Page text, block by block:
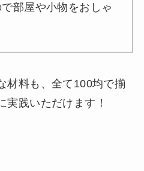
部屋や小物をおしゃ
材料も、全て100均で揃
実践いただけます！